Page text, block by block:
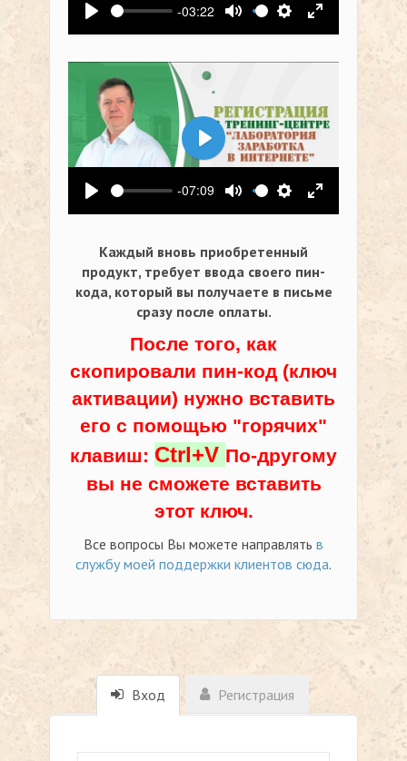
Воспроизвести
-03:22
Выключить звук
Настройки
На весь
Воспроизвести
-07:09
Выключить звук
Настройки
На весь
Воспроизвести
Каждый вновь приобретенный
продукт, требует ввода своего пин-
кода, который вы получаете в письме
сразу после оплаты.
После того, как
скопировали пин-код (ключ
активации) нужно вставить
его с помощью "горячих"
клавиш: Ctrl+V По-другому
вы не сможете вставить
этот ключ.
Все вопросы Вы можете направлять в
службу моей поддержки клиентов сюда.
Вход Регистрация